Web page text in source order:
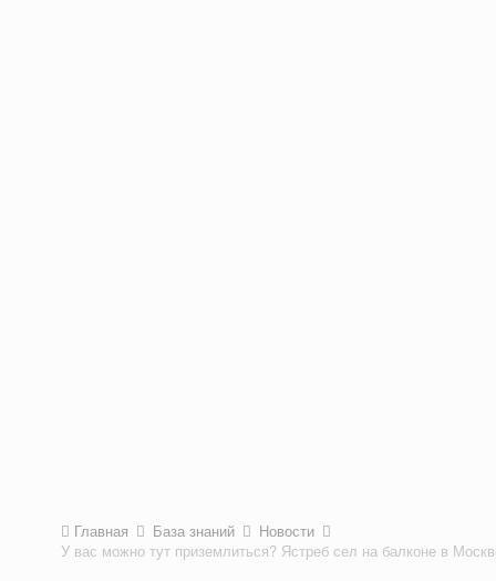
Главная База знаний
Новости
У вас можно тут приземлиться? Ястреб сел на балконе в